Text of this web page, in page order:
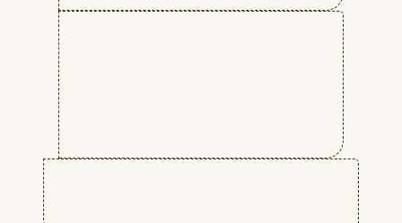
узнаете о том, как правильно организовать
работу над сценарием, какие техники и
методы использовать для создания
интересных сюжетов и персонажей.
На курсах вы изучите основные принципы
написания сценариев, научитесь работать
с различными жанрами, создавать диалоги
и описание персонажей. Вы также
получите практические советы и
рекомендации от опытных сценаристов,